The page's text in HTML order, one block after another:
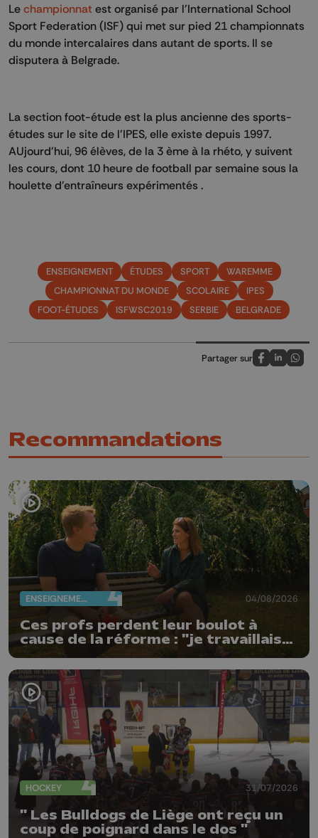
Le championnat est organisé par l'International School
Sport Federation (ISF) qui met sur pied 21 championnats
du monde intercalaires dans autant de sports. Il se
disputera à Belgrade.
La section foot-étude est la plus ancienne des sports-
études sur le site de l'IPES, elle existe depuis 1997.
AUjourd'hui, 96 élèves, de la 3 ème à la rhéto, y suivent
les cours, dont 10 heure de football par semaine sous la
houlette d'entraîneurs expérimentés .
ENSEIGNEMENT ÉTUDES SPORT
WAREMME
CHAMPIONNAT DU MONDE
SCOLAIRE
IPES
FOOT-ÉTUDES
ISFWSC2019 SERBIE BELGRADE
Partager sur
Partagez sur
Partagez
Recommandations
ENSEIGNEMENT 04/08/2026
Ces profs perdent leur boulot à
cause de la réforme : "je travaillais
bien plus comme prof que comme
pharmacienne"
HOCKEY 31/07/2026
" Les Bulldogs de Liège ont reçu un
coup de poignard dans le dos "